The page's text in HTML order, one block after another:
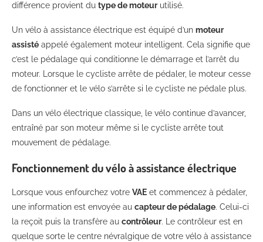
différence provient du type de moteurutilisé.
Un vélo à assistance électrique est équipé d’un moteur
assisté appelé également moteur intelligent. Cela signifie que
c’est le pédalage qui conditionne le démarrage et l’arrêt du
moteur. Lorsque le cycliste arrête de pédaler, le moteur cesse
de fonctionner et le vélo s’arrête si le cycliste ne pédale plus.
Dans un vélo électrique classique, le vélo continue d’avancer,
entraîné par son moteur même si le cycliste arrête tout
mouvement de pédalage.
Fonctionnement du vélo à assistance électrique
Lorsque vous enfourchez votre VAE et commencez à pédaler,
une information est envoyée au capteur de pédalage. Celui-ci
la reçoit puis la transfère au contrôleur. Le contrôleur est en
quelque sorte le centre névralgique de votre vélo à assistance